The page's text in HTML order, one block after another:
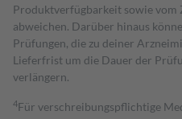
Produktverfügbarkeit sowie vom
abweichen. Darüber hinaus
Prüfungen, die zu deiner
Lieferfrist um die Dauer der
verlängern.
4Für verschreibungspflichtige